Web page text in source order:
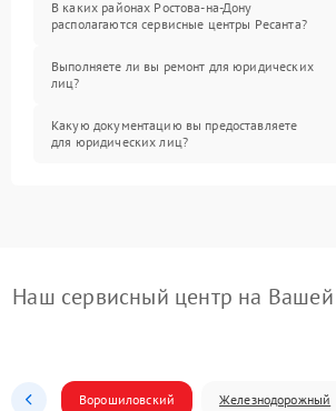
В каких районах Ростова-на-Дону
располагаются сервисные центры Ресанта?
Выполняете ли вы ремонт для юридических
лиц?
Какую документацию вы предоставляете
для юридических лиц?
Наш сервисный центр на Вашей
Ворошиловский Железнодорожный